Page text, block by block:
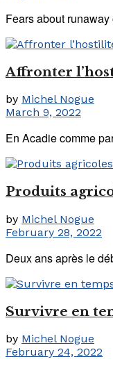
Fears about
Affronter
by Michel Nogue
March 9, 2022
En Acadie comme
Produits
by Michel Nogue
February 28, 2022
Deux ans après le
Survivre en
by Michel Nogue
February 24, 2022